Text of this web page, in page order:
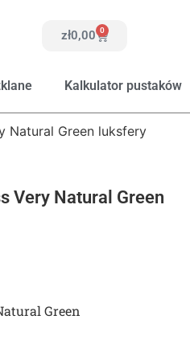
zł0,00 0
Kalkulator pustaków
Natural Green luksfery
Very Natural Green
Green